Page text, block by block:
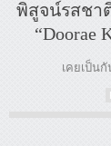
พิสูจน์รสชา
“Doorae
เคยเป็น